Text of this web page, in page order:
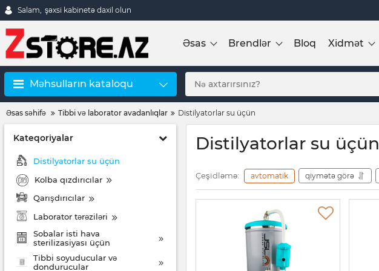
Salam, şəxsi kabinetə daxil olun
Əsas Brendlər Bloq Xidmət
Məhsulların kataloqu
Əsas səhifə Tibbi və laborator avadanlıqlar Distilyatorlar su üçün
Kateqoriyalar
Distilyatorlar su üçün
Kolba qızdırıcılar
Qarışdırıcılar
Laborator tərəziləri
Sobalar isti hava
sterilizasiyası üçün
Tibbi soyuducular və
dondurucular
Distilyatorlar su üçün
Çeşidləmə: avtomatik qiymətə görə